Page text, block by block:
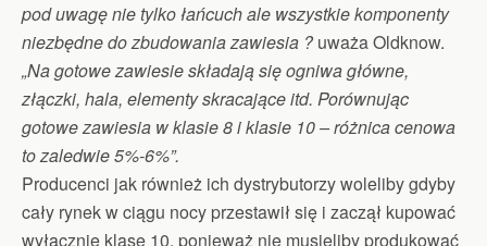
pod uwagę nie tylko łańcuch ale wszystkie komponenty
niezbędne do zbudowania zawiesia ?uważa Oldknow.
„Na gotowe zawiesie składają się ogniwa główne,
złączki, hala, elementy skracające itd. Porównując
gotowe zawiesia w klasie 8 i klasie 10 – różnica cenowa
to zaledwie 5%-6%”.
Producenci jak również ich dystrybutorzy woleliby gdyby
cały rynek w ciągu nocy przestawił się i zaczął kupować
wyłącznie klasę 10. ponieważ nie musieliby produkować